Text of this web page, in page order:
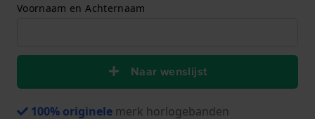
Voornaam en Achternaam
Naar wenslijst
100% originele merk horlogebanden